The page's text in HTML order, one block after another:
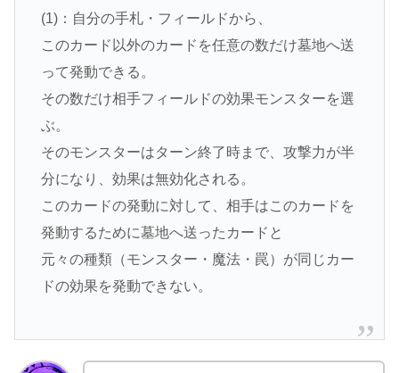
(1)：自分の手札・フィールドから、
このカード以外のカードを任意の数だけ墓地へ送
って発動できる。
その数だけ相手フィールドの効果モンスターを選
ぶ。
そのモンスターはターン終了時まで、攻撃力が半
分になり、効果は無効化される。
このカードの発動に対して、相手はこのカードを
発動するために墓地へ送ったカードと
元々の種類（モンスター・魔法・罠）が同じカー
ドの効果を発動できない。